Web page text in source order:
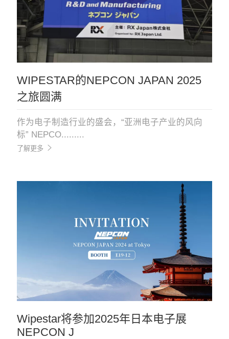
WIPESTAR的NEPCON JAPAN 2025
之旅圆满
作为电子制造行业的盛会，“亚洲电子产业的风向
标” NEPCO.........
了解更多
Wipestar将参加2025年日本电子展
NEPCON J